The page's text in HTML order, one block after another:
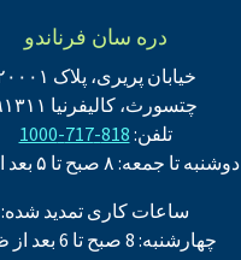
دره سان فرناندو
خیابان پریری، پلاک ۲۰۰۰۱
چتسورث، کالیفرنیا ۹۱۳۱۱
تلفن:818-717-1000
دوشنبه تا جمعه: ۸ صبح تا ۵ بعد از ظهر
ساعات کاری تمدید شده:
چهارشنبه: 8 صبح تا 6 بعد از ظهر